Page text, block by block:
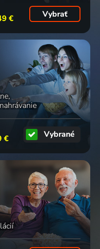
€ Vybrať
€ Vybrané